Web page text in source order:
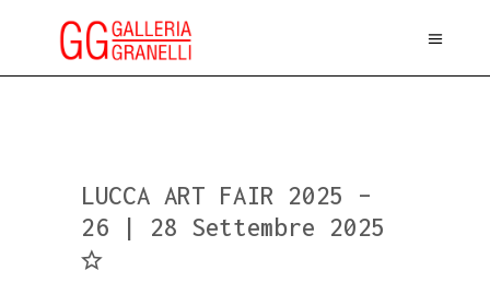
LUCCA ART FAIR 2025 –
26 | 28 Settembre 2025